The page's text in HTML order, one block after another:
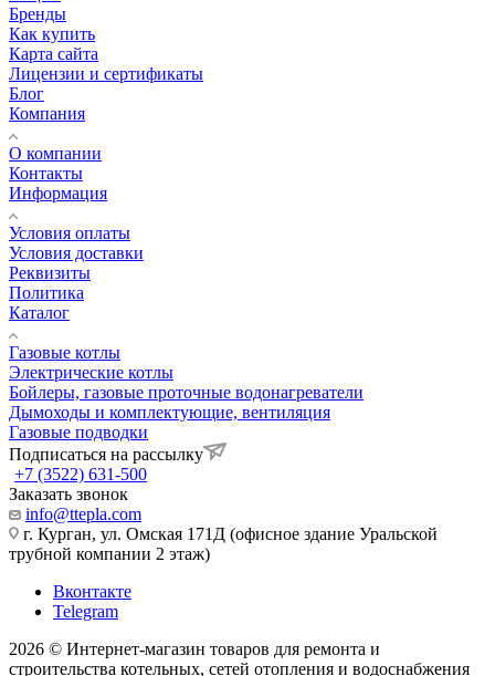
Бренды
Как купить
Карта сайта
Лицензии и сертификаты
Блог
Компания
О компании
Контакты
Информация
Условия оплаты
Условия доставки
Реквизиты
Политика
Каталог
Газовые котлы
Электрические котлы
Бойлеры, газовые проточные водонагреватели
Дымоходы и комплектующие, вентиляция
Газовые подводки
Подписаться на рассылку
+7 (3522) 631-500
Заказать звонок
info@ttepla.com
г. Курган, ул. Омская 171Д (офисное здание Уральской
трубной компании 2 этаж)
Вконтакте
Telegram
2026 © Интернет-магазин товаров для ремонта и
строительства котельных, сетей отопления и водоснабжения